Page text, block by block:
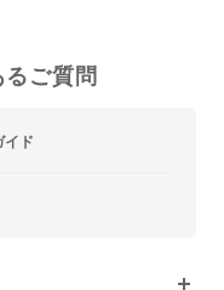
ご質問
イド